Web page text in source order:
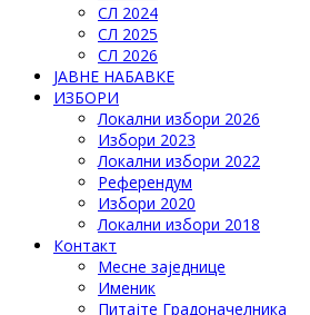
СЛ 2024
СЛ 2025
СЛ 2026
ЈАВНЕ НАБАВКЕ
ИЗБОРИ
Локални избори 2026
Избори 2023
Локални избори 2022
Референдум
Избори 2020
Локални избори 2018
Контакт
Месне заједнице
Именик
Питајте Градоначелника